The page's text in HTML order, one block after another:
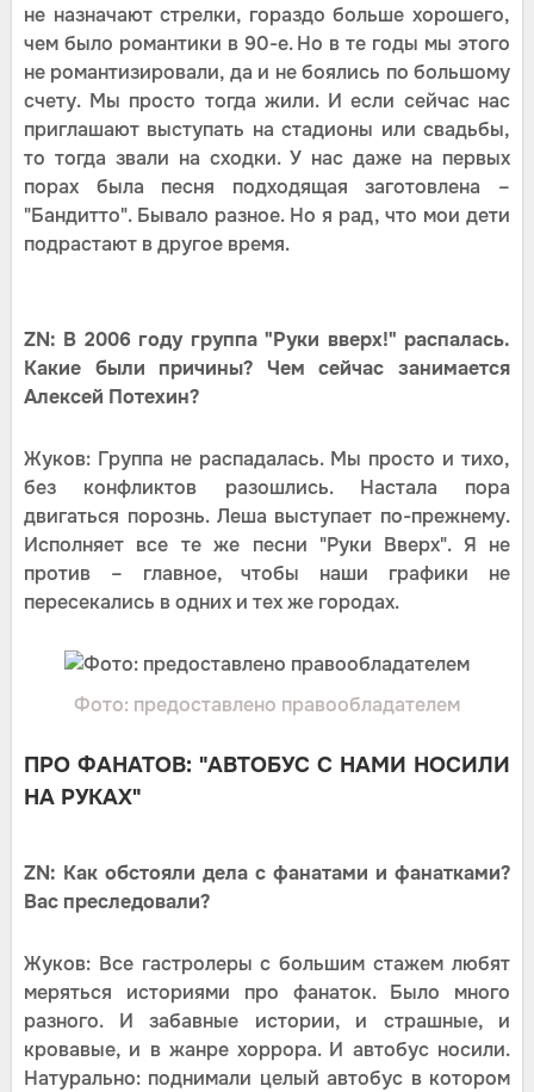
не назначают стрелки, гораздо больше хорошего,
чем было романтики в 90-е. Но в те годы мы этого
не романтизировали, да и не боялись по большому
счету. Мы просто тогда жили. И если сейчас нас
приглашают выступать на стадионы или свадьбы,
то тогда звали на сходки. У нас даже на первых
порах была песня подходящая заготовлена –
"Бандитто". Бывало разное. Но я рад, что мои дети
подрастают в другое время.
ZN: В 2006 году группа "Руки вверх!" распалась.
Какие были причины? Чем сейчас занимается
Алексей Потехин?
Жуков: Группа не распадалась. Мы просто и тихо,
без конфликтов разошлись. Настала пора
двигаться порознь. Леша выступает по-прежнему.
Исполняет все те же песни "Руки Вверх". Я не
против – главное, чтобы наши графики не
пересекались в одних и тех же городах.
Фото: предоставлено правообладателем
ПРО ФАНАТОВ: "АВТОБУС С НАМИ НОСИЛИ
НА РУКАХ"
ZN: Как обстояли дела с фанатами и фанатками?
Вас преследовали?
Жуков: Все гастролеры с большим стажем любят
меряться историями про фанаток. Было много
разного. И забавные истории, и страшные, и
кровавые, и в жанре хоррора. И автобус носили.
Натурально: поднимали целый автобус в котором